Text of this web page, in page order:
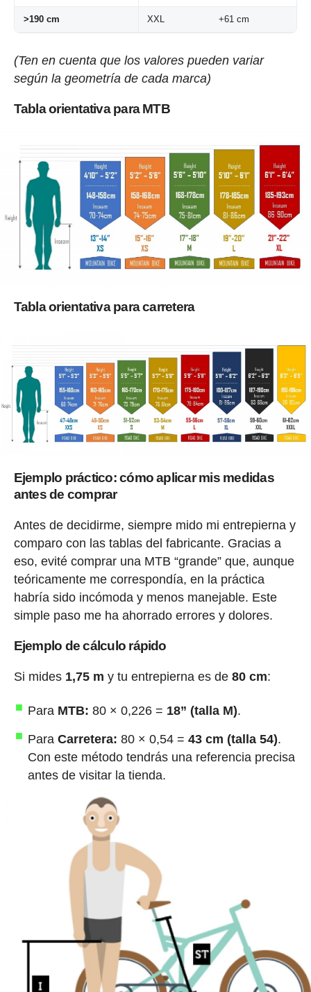
>190 cm XXL +61 cm
(Ten en cuenta que los valores pueden variar
según la geometría de cada marca)
Tabla orientativa para MTB
Tabla orientativa para carretera
Ejemplo práctico: cómo aplicar mis medidas
antes de comprar
Antes de decidirme, siempre mido mi entrepierna y
comparo con las tablas del fabricante. Gracias a
eso, evité comprar una MTB “grande” que, aunque
teóricamente me correspondía, en la práctica
habría sido incómoda y menos manejable. Este
simple paso me ha ahorrado errores y dolores.
Ejemplo de cálculo rápido
Si mides 1,75 m y tu entrepierna es de 80 cm:
Para MTB: 80 × 0,226 = 18” (talla M).
Para Carretera: 80 × 0,54 = 43 cm (talla 54).
Con este método tendrás una referencia precisa
antes de visitar la tienda.